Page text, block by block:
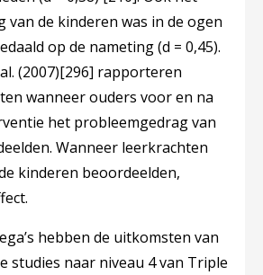
van de kinderen was in de ogen
op de nameting (d = 0,45).
(2007)[296] rapporteren
wanneer ouders voor en na
het probleemgedrag van
Wanneer leerkrachten
kinderen beoordeelden,
hebben de uitkomsten van
studies naar niveau 4 van Triple